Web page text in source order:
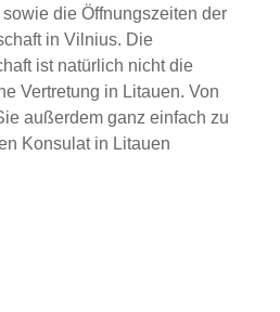
die Öffnungszeiten der
in Vilnius. Die
ist natürlich nicht die
Vertretung in Litauen. Von
außerdem ganz einfach zu
Konsulat in Litauen